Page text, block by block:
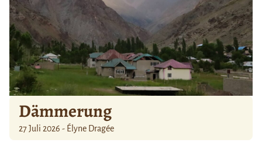
Dämmerung
27 Juli 2026 - Élyne Dragée